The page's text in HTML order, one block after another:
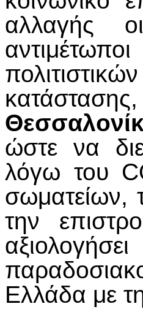
αλλαγής
ώστε να
λόγω του
σωματείων,
την
Ελλάδα με